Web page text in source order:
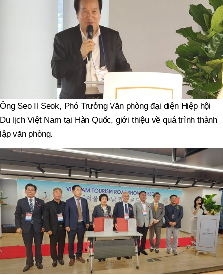
Ông Seo Il Seok, Phó Trưởng Văn phòng đại diện Hiệp hội
Du lịch Việt Nam tại Hàn Quốc, giới thiệu về quá trình thành
lập văn phòng.